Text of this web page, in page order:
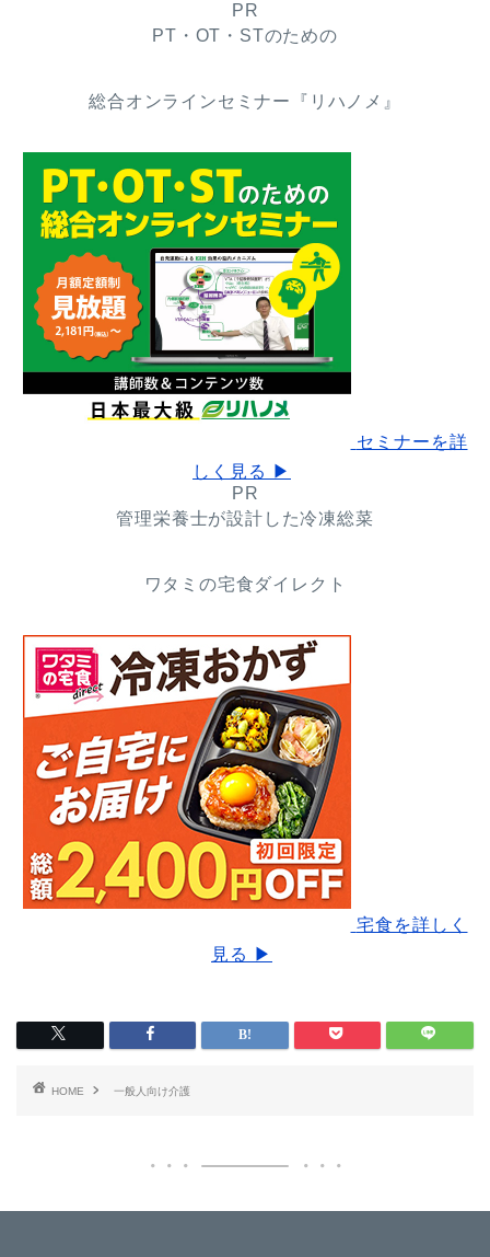
PR
PT・OT・STのための
総合オンラインセミナー『リハノメ』
セミナーを詳
しく見る ▶
PR
管理栄養士が設計した冷凍総菜
ワタミの宅食ダイレクト
宅食を詳しく
見る ▶
HOME 一般人向け介護